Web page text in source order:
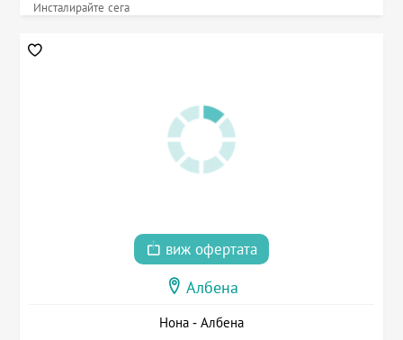
Инсталирайте сега
виж офертата
Албена
Нона - Албена